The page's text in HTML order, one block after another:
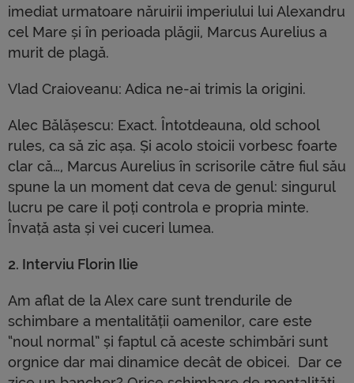
imediat urmatoare năruirii imperiului lui Alexandru
cel Mare și în perioada plăgii, Marcus Aurelius a
murit de plagă.
Vlad Craioveanu: Adica ne-ai trimis la origini.
Alec Bălășescu: Exact. Întotdeauna, old school
rules, ca să zic așa. Și acolo stoicii vorbesc foarte
clar că…, Marcus Aurelius în scrisorile către fiul său
spune la un moment dat ceva de genul: singurul
lucru pe care il poți controla e propria minte.
Învață asta și vei cuceri lumea.
2. Interviu Florin Ilie
Am aflat de la Alex care sunt trendurile de
schimbare a mentalității oamenilor, care este
“noul normal” și faptul că aceste schimbări sunt
orgnice dar mai dinamice decât de obicei. Dar ce